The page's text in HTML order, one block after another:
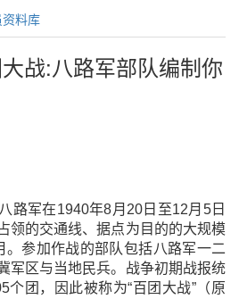
料库
战:八路军部队编制你
路军在1940年8月20日至12月5日
领的交通线、据点为目的的大规模
。参加作战的部队包括八路军一二
军区与当地民兵。战争初期战报统
个团，因此被称为“百团大战”（原